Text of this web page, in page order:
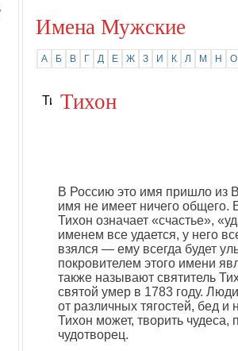
Имена Мужские
А Б В Г Д Е Ж З И К Л М Н О
Тихон
В Россию это имя пришло из
имя не имеет ничего общего.
Тихон означает «счастье»,
именем все удается, у него
взялся — ему всегда будет
покровителем этого имени
также называют святитель
святой умер в 1783 году.
от различных тягостей, бед и
Тихон может, творить
чудотворец.